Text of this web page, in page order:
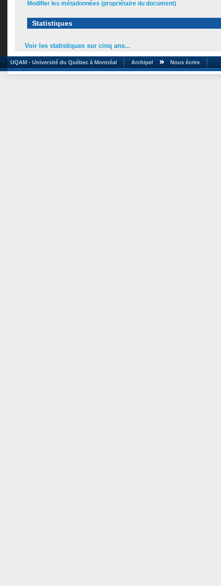
Modifier les métadonnées (propriétaire du document)
Statistiques
Voir les statistiques sur cinq ans...
UQAM - Université du Québec à Montréal Archipel Nous écrire